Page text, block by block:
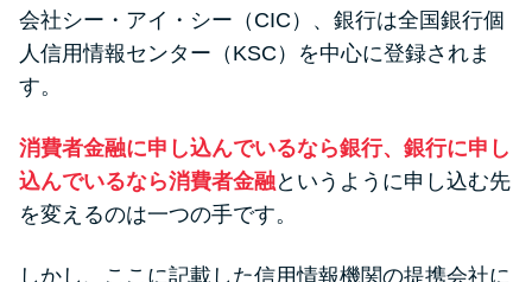
会社シー・アイ・シー（CIC）、銀行は全国銀行個
人信用情報センター（KSC）を中心に登録されま
す。
消費者金融に申し込んでいるなら銀行、銀行に申し
込んでいるなら消費者金融というように申し込む先
を変えるのは一つの手です。
しかし、ここに記載した信用情報機関の提携会社に